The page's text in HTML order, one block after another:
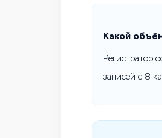
Какой
Регистратор
записей с 8